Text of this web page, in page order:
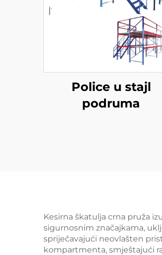
Police u stajl
podruma
Kesirna škatulja crna pruža
sigurnosnim značajkama,
spriječavajući neovlašten
kompartmenta, smještajući